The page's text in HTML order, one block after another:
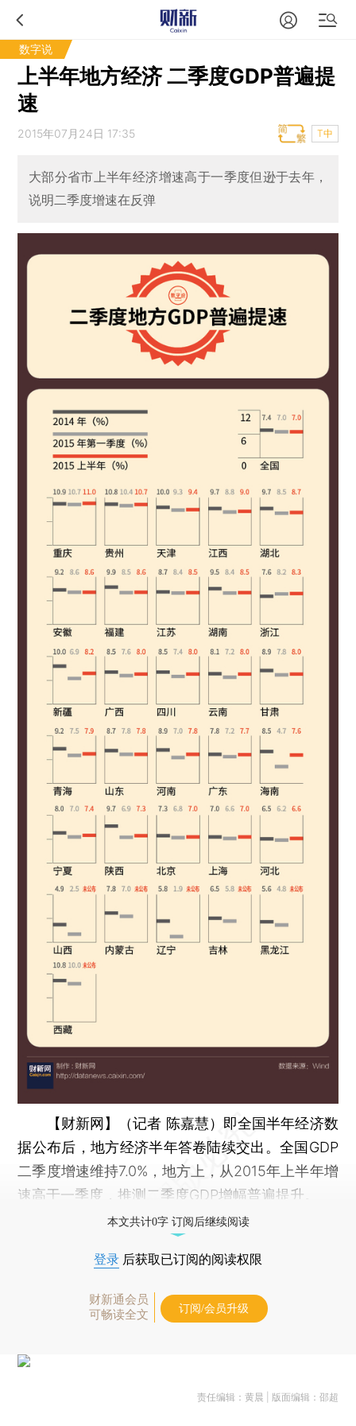
数字说
上半年地方经济 二季度GDP普遍提
速
2015年07月24日 17:35 T中
大部分省市上半年经济增速高于一季度但逊于去年，
说明二季度增速在反弹
【财新网】（记者 陈嘉慧） 即全国半年经济数
据公布后，地方经济半年答卷陆续交出。全国GDP
二季度增速维持7.0%，地方上，从2015年上半年增
速高于一季度，推测二季度GDP增幅普遍提升。
本文共计0字 订阅后继续阅读
登录 后获取已订阅的阅读权限
财新通会员
可畅读全文
订阅/会员升级
责任编辑：黄晨 | 版面编辑：邵超